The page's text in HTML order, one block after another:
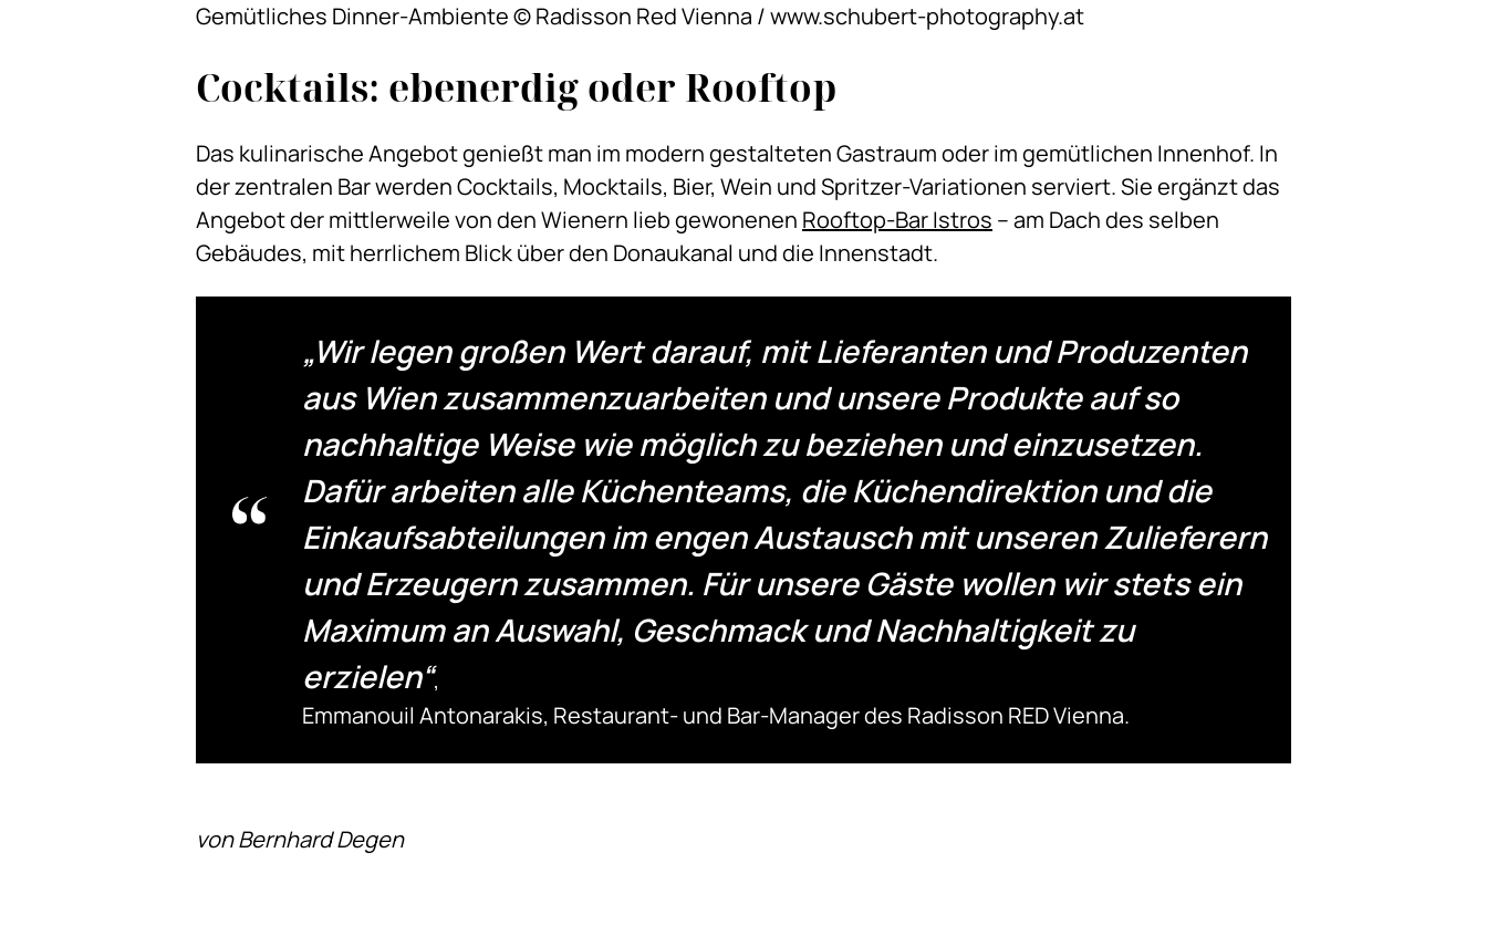
Gemütliches Dinner-Ambiente © Radisson Red Vienna / www.schubert-photography.at
Cocktails: ebenerdig oder Rooftop
Das kulinarische Angebot genießt man im modern gestalteten Gastraum oder im gemütlichen Innenhof. In
der zentralen Bar werden Cocktails, Mocktails, Bier, Wein und Spritzer-Variationen serviert. Sie ergänzt das
Angebot der mittlerweile von den Wienern lieb gewonenen Rooftop-Bar Istros – am Dach des selben
Gebäudes, mit herrlichem Blick über den Donaukanal und die Innenstadt.
„Wir legen großen Wert darauf, mit Lieferanten und Produzenten
aus Wien zusammenzuarbeiten und unsere Produkte auf so
nachhaltige Weise wie möglich zu beziehen und einzusetzen.
Dafür arbeiten alle Küchenteams, die Küchendirektion und die
Einkaufsabteilungen im engen Austausch mit unseren Zulieferern
und Erzeugern zusammen. Für unsere Gäste wollen wir stets ein
Maximum an Auswahl, Geschmack und Nachhaltigkeit zu
erzielen“,
Emmanouil Antonarakis, Restaurant- und Bar-Manager des Radisson RED Vienna.
von Bernhard Degen